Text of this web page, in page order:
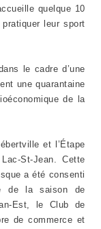
quelque 10
leur sport
le cadre d’une
une quarantaine
de la
et l’Étape
St-Jean. Cette
a été consenti
de la saison de
Est, le Club de
de commerce et